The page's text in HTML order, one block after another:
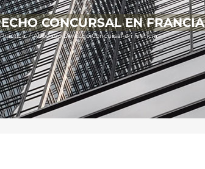
CONCURSAL EN FRANCIA
/ Abogado Derecho Concursal en Francia